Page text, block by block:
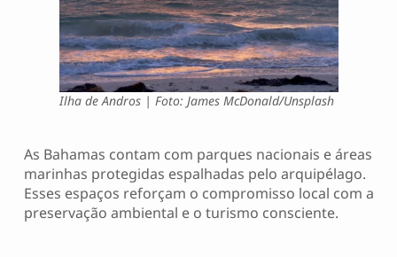
Ilha de Andros | Foto: James McDonald/Unsplash
As Bahamas contam com parques nacionais e áreas
marinhas protegidas espalhadas pelo arquipélago.
Esses espaços reforçam o compromisso local com a
preservação ambiental e o turismo consciente.